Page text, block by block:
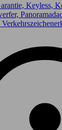
Keyless,